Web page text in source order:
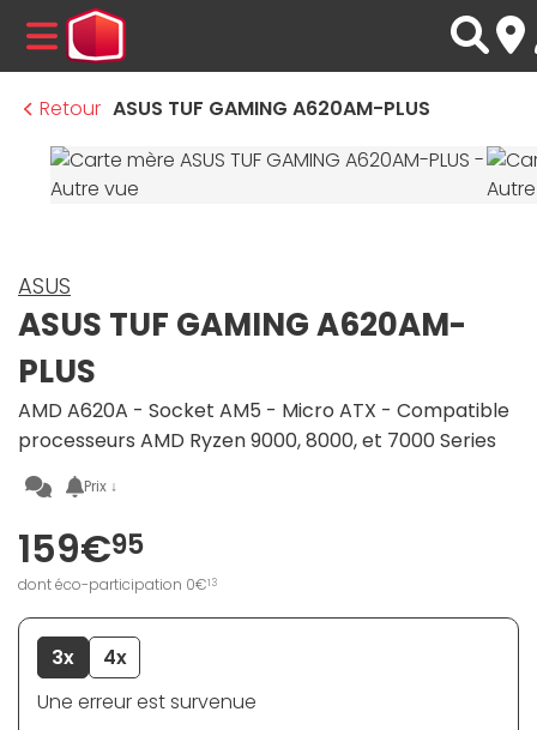
MENU
Retour ASUS TUF GAMING A620AM-PLUS
ASUS
ASUS TUF GAMING A620AM-
PLUS
AMD A620A - Socket AM5 - Micro ATX - Compatible
processeurs AMD Ryzen 9000, 8000, et 7000 Series
Prix ↓
159€95
dont éco-participation 0€13
3x
4x
Une erreur est survenue